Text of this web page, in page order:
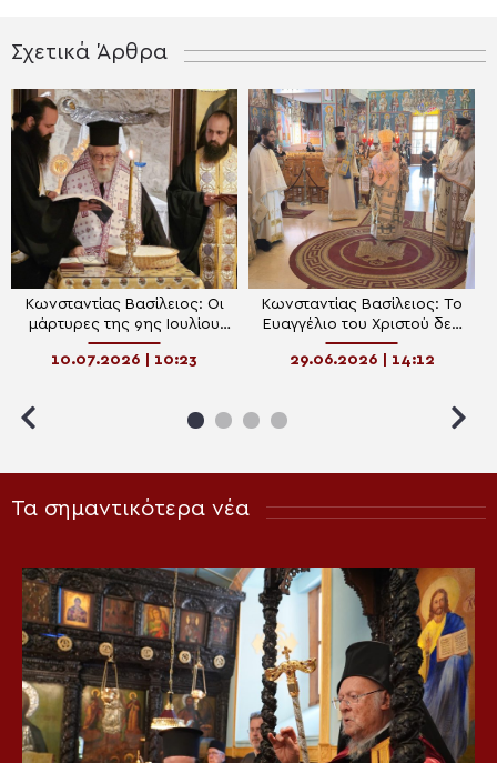
Σχετικά Άρθρα
Κωνσταντίας Βασίλειος: Οι
μάρτυρες της 9ης Ιουλίου
οδοδείκτες στην πορεία του
λαού
10.07.2026 | 10:23
Κωνσταντίας Βασίλειος: Το
Ευαγγέλιο του Χριστού δεν
λειτουργεί ούτε στη σκέψη
του Τραμπ, ούτε του Πούτιν
29.06.2026 | 14:12
Τα σημαντικότερα νέα